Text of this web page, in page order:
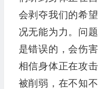
会剥夺我们的希
况无能为力。问
是错误的，会伤
相信身体正在攻
被削弱，在不知